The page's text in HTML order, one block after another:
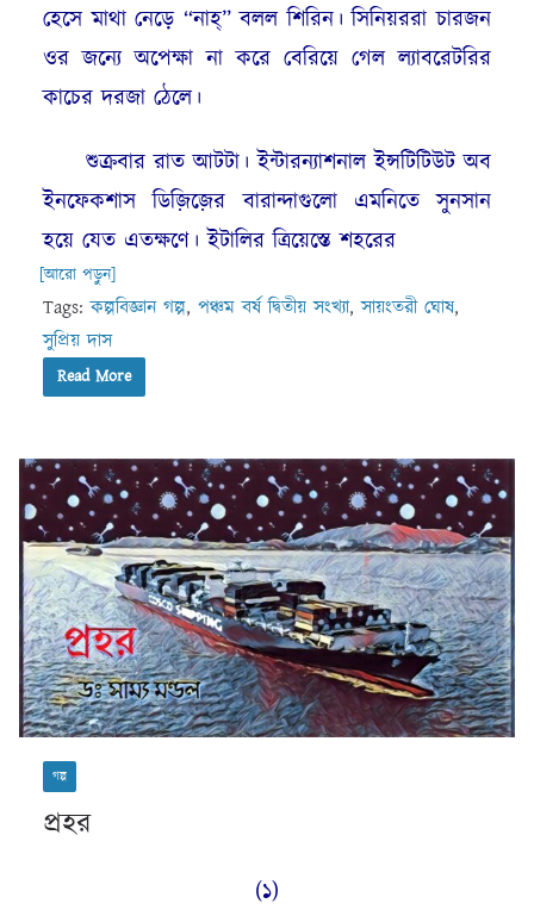
হেসে মাথা নেড়ে “নাহ্” বলল শিরিন। সিনিয়ররা চারজন
ওর জন্যে অপেক্ষা না করে বেরিয়ে গেল ল্যাবরেটরির
কাচের দরজা ঠেলে।
শুক্রবার রাত আটটা। ইন্টারন্যাশনাল ইন্সটিটিউট অব
ইনফেকশাস ডিজ়িজ়ের বারান্দাগুলো এমনিতে সুনসান
হয়ে যেত এতক্ষণে। ইটালির ত্রিয়েস্তে শহরের
[আরো পড়ুন]
Tags:কল্পবিজ্ঞান গল্প, পঞ্চম বর্ষ দ্বিতীয় সংখ্যা,সায়ংতরী ঘোষ,
সুপ্রিয় দাস
Read More
গল্প
প্রহর
(১)